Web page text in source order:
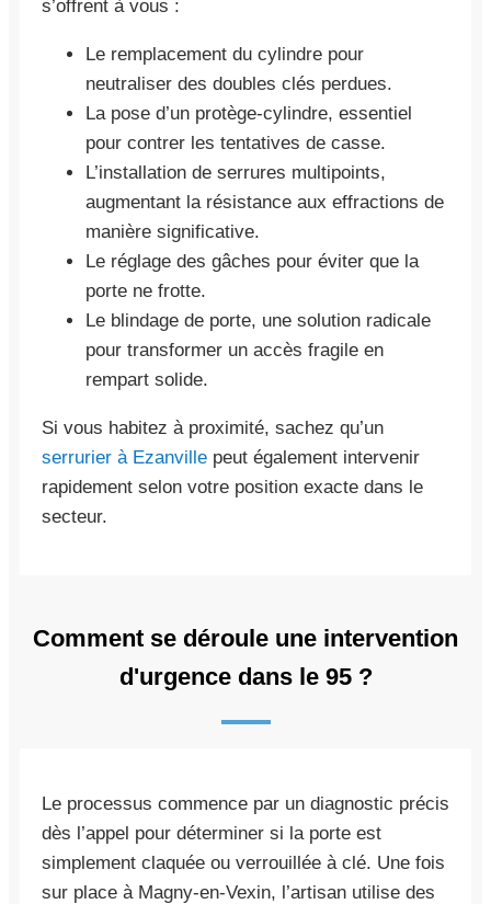
s’offrent à vous :
Le remplacement du cylindre pour
neutraliser des doubles clés perdues.
La pose d’un protège-cylindre, essentiel
pour contrer les tentatives de casse.
L’installation de serrures multipoints,
augmentant la résistance aux effractions de
manière significative.
Le réglage des gâches pour éviter que la
porte ne frotte.
Le blindage de porte, une solution radicale
pour transformer un accès fragile en
rempart solide.
Si vous habitez à proximité, sachez qu’un
serrurier à Ezanville peut également intervenir
rapidement selon votre position exacte dans le
secteur.
Comment se déroule une intervention
d'urgence dans le 95 ?
Le processus commence par un diagnostic précis
dès l’appel pour déterminer si la porte est
simplement claquée ou verrouillée à clé. Une fois
sur place à Magny-en-Vexin, l’artisan utilise des